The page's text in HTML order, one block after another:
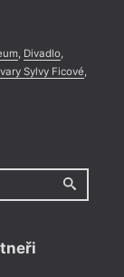
, Divadlo,
Sylvy Ficové,